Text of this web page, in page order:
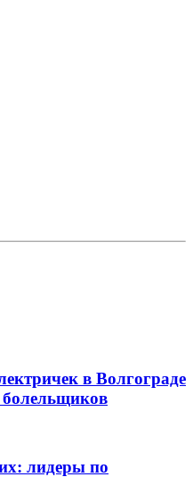
в Волгограде
болельщиков
лидеры по